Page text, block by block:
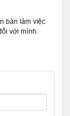
bàn làm việc
với mình.